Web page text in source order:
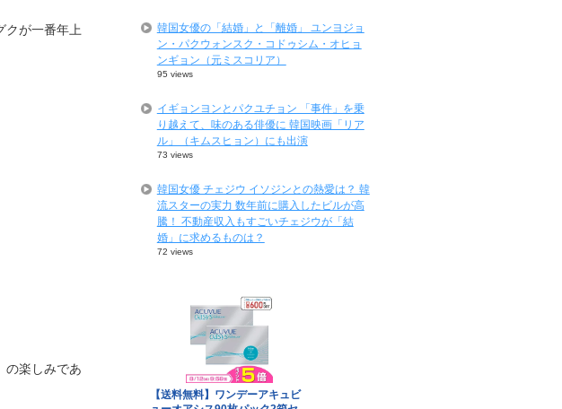
クが一番年上
の楽しみであ
韓国女優の「結婚」と「離婚」 ユンヨジョ
ン・パクウォンスク・コドゥシム・オヒョ
ンギョン（元ミスコリア）
95 views
イギョンヨンとパクユチョン 「事件」を乗
り越えて、味のある俳優に 韓国映画「リア
ル」（キムスヒョン）にも出演
73 views
韓国女優 チェジウ イソジンとの熱愛は？ 韓
流スターの実力 数年前に購入したビルが高
騰！ 不動産収入もすごいチェジウが「結
婚」に求めるものは？
72 views